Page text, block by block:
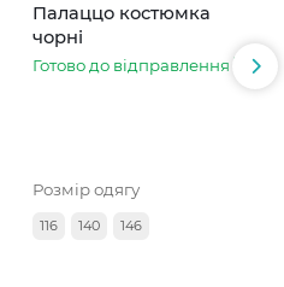
Палаццо костюмка
чорні
Готово до відправлення
Розмір одягу
116 140 146